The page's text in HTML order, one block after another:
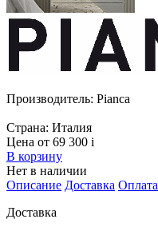
Производитель: Pianca
Страна: Италия
Цена от 69 300 i
В корзину
Нет в наличии
Описание Доставка Оплата
Доставка